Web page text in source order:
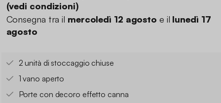
(vedi condizioni)
Consegna tra il mercoledì 12 agosto e il lunedì 17
agosto
2 unità di stoccaggio chiuse
1 vano aperto
Porte con decoro effetto canna